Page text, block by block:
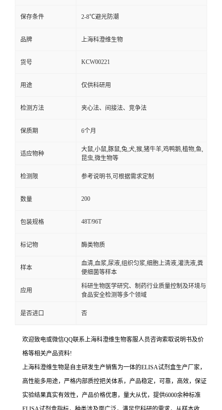
保存条件 2-8℃避光防潮
品牌 上海科澄维生物
货号 KCW00221
用途 仅供科研用
检测方法 夹心法、间接法、竞争法
保质期 6个月
适应物种
大鼠,小鼠,豚鼠,兔,犬,猴,猪牛羊,鸡鸭鹅,植物,鱼,
昆虫,微生物等
检测限 参考说明书,可根据需求定制
数量 200
包装规格 48T/96T
标记物 酶类物质
样本
血清,血浆,尿液,组织匀浆,细胞上清液,灌洗液,粪
便细菌等样本
应用
科研生物医学研究、制药行业质量控制及环境与
食品安全检测等多个领域
是否进口 否
欢迎致电或微信QQ联系上海科澄维生物客服人员咨询索取说明书及价
格等相关产品资料!
上海科澄维生物是自主研发生产销售为一体的ELISA试剂盒生产厂家，
高性能多用途，严格内部质控把关体系，产品稳定，可靠，高效，保证
实验结果真实有效性，产品价格优惠，量大从优，提供6000余种标准